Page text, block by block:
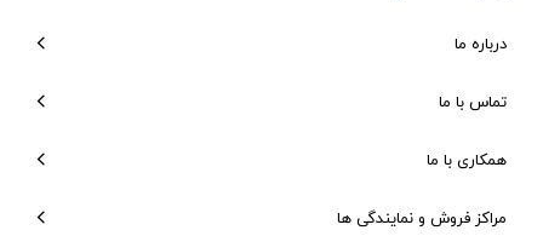
درباره ما
تماس با ما
همکاری با ما
مراکز فروش و نمایندگی ها